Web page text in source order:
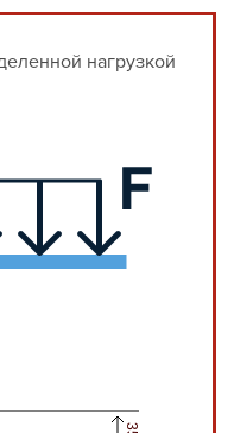
нагрузкой